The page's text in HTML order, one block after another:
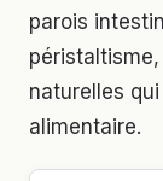
parois
naturelles
alimentaire.